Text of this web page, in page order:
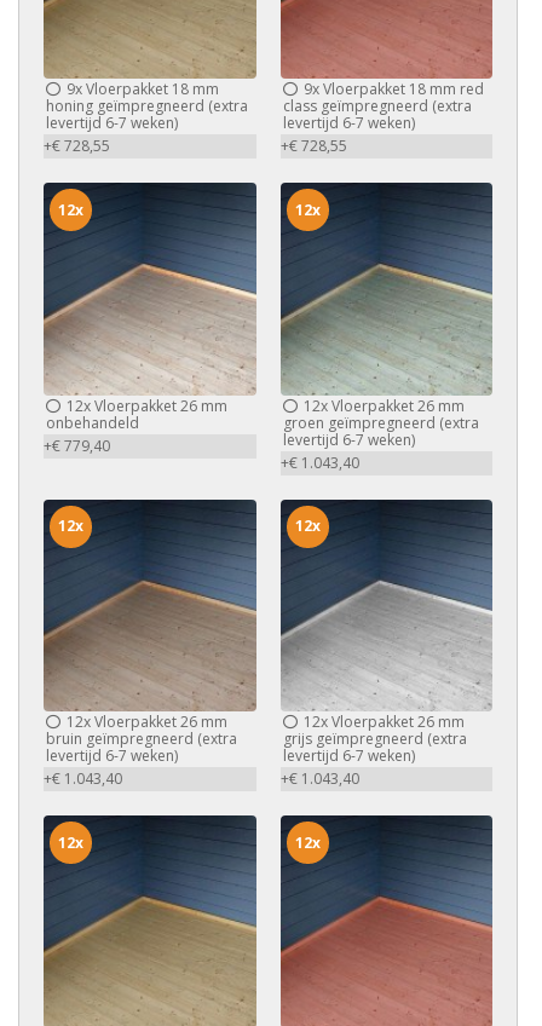
9xVloerpakket 18 mm
honing geïmpregneerd (extra
levertijd 6-7 weken)
+€ 728,55
9xVloerpakket 18 mm red
class geïmpregneerd (extra
levertijd 6-7 weken)
+€ 728,55
12xVloerpakket 26 mm
onbehandeld
+€ 779,40
12x
12xVloerpakket 26 mm
groen geïmpregneerd (extra
levertijd 6-7 weken)
+€ 1.043,40
12x
12xVloerpakket 26 mm
bruin geïmpregneerd (extra
levertijd 6-7 weken)
+€ 1.043,40
12x
12xVloerpakket 26 mm
grijs geïmpregneerd (extra
levertijd 6-7 weken)
+€ 1.043,40
12x
12x 12x